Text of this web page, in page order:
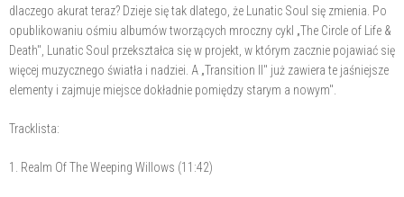
dlaczego akurat teraz? Dzieje się tak dlatego, że Lunatic Soul się zmienia. Po
opublikowaniu ośmiu albumów tworzących mroczny cykl „The Circle of Life &
Death", Lunatic Soul przekształca się w projekt, w którym zacznie pojawiać się
więcej muzycznego światła i nadziei. A „Transition II" już zawiera te jaśniejsze
elementy i zajmuje miejsce dokładnie pomiędzy starym a nowym".
Tracklista:
1. Realm Of The Weeping Willows (11:42)